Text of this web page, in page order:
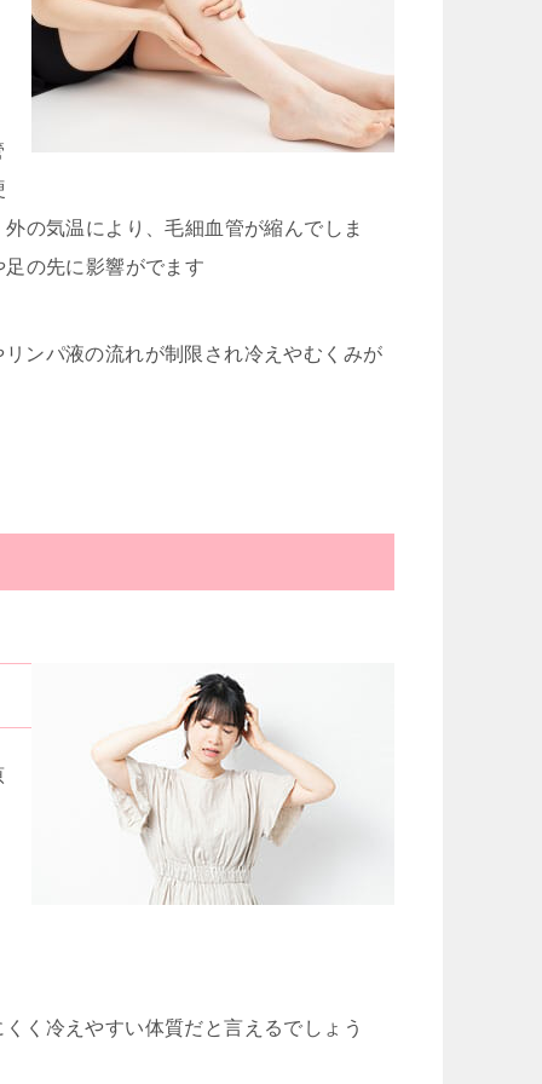
の気温により、毛細血管が縮んでしま
の先に影響がでます
ンパ液の流れが制限され冷えやむくみが
く冷えやすい体質だと言えるでしょう